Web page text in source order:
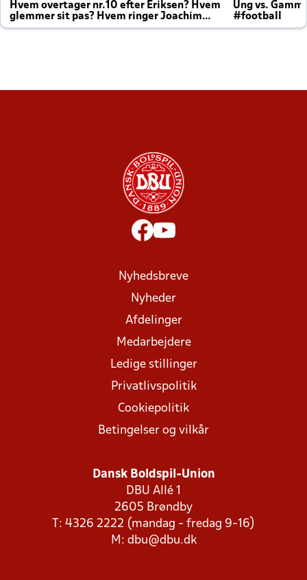
Hvem overtager nr.10 efter Eriksen? Hvem
glemmer sit pas? Hvem ringer Joachim
altid til efter kampe?
Ung vs.
#football
Nyhedsbreve
Nyheder
Afdelinger
Medarbejdere
Ledige stillinger
Privatlivspolitik
Cookiepolitik
Betingelser og vilkår
Dansk Boldspil-Union
DBU Allé 1
2605 Brøndby
T: 4326 2222 (mandag - fredag 9-16)
M: dbu@dbu.dk